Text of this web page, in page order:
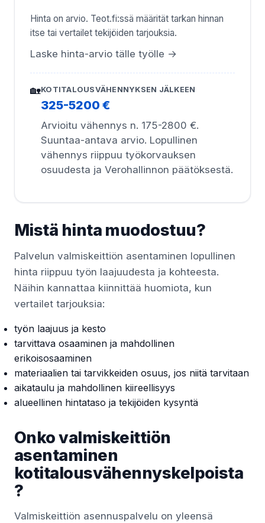
Hinta on arvio. Teot.fi:ssä määrität tarkan hinnan
itse tai vertailet tekijöiden tarjouksia.
Laske hinta-arvio tälle työlle →
🏡KOTITALOUSVÄHENNYKSEN JÄLKEEN
325-5200 €
Arvioitu vähennys n. 175-2800 €.
Suuntaa-antava arvio. Lopullinen
vähennys riippuu työkorvauksen
osuudesta ja Verohallinnon päätöksestä.
Mistä hinta muodostuu?
Palvelun valmiskeittiön asentaminen lopullinen
hinta riippuu työn laajuudesta ja kohteesta.
Näihin kannattaa kiinnittää huomiota, kun
vertailet tarjouksia:
työn laajuus ja kesto
tarvittava osaaminen ja mahdollinen
erikoisosaaminen
materiaalien tai tarvikkeiden osuus, jos niitä tarvitaan
aikataulu ja mahdollinen kiireellisyys
alueellinen hintataso ja tekijöiden kysyntä
Onko valmiskeittiön
asentaminen
kotitalousvähennyskelpoista
?
Valmiskeittiön asennuspalvelu on yleensä